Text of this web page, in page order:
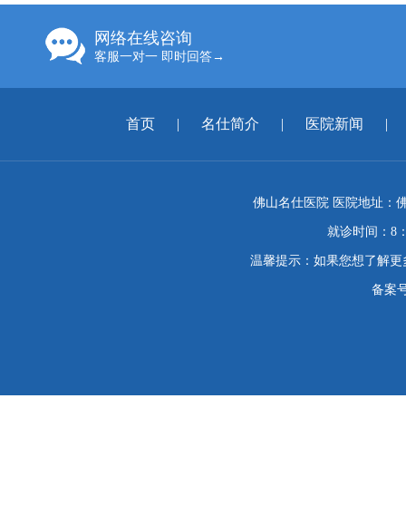
网络在线咨询
客服一对一 即时回答→
首页 | 名仕简介 | 医院新闻 |
佛山名仕医院 医院地址：
就诊时间：8
温馨提示：如果您想了解
备案